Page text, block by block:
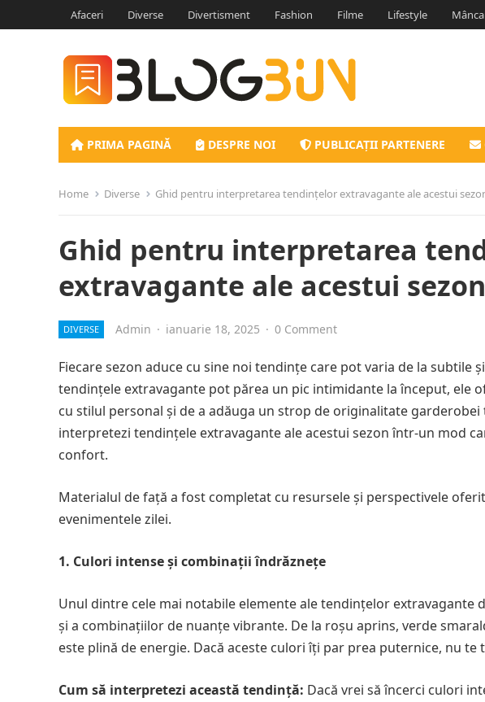
Afaceri Diverse Divertisment Fashion Filme Lifestyle
PRIMA PAGINĂ DESPRE NOI PUBLICAȚII PARTENERE
Home Diverse Ghid pentru interpretarea tendințelor extravagante ale acestui
Ghid pentru interpretarea
extravagante ale acestui sezon
DIVERSE Admin · ianuarie 18, 2025 · 0 Comment
Fiecare sezon aduce cu sine noi tendințe care pot varia de la subtile
tendințele extravagante pot părea un pic intimidante la început, ele
cu stilul personal și de a adăuga un strop de originalitate
interpretezi tendințele extravagante ale acestui sezon într-un mod
confort.
Materialul de față a fost completat cu resursele și perspectivele
evenimentele zilei.
1. Culori intense și combinații îndrăznețe
Unul dintre cele mai notabile elemente ale tendințelor extravagante
și a combinațiilor de nuanțe vibrante. De la roșu aprins, verde
este plină de energie. Dacă aceste culori îți par prea puternice, nu te
Cum să interpretezi această tendință: Dacă vrei să încerci culori